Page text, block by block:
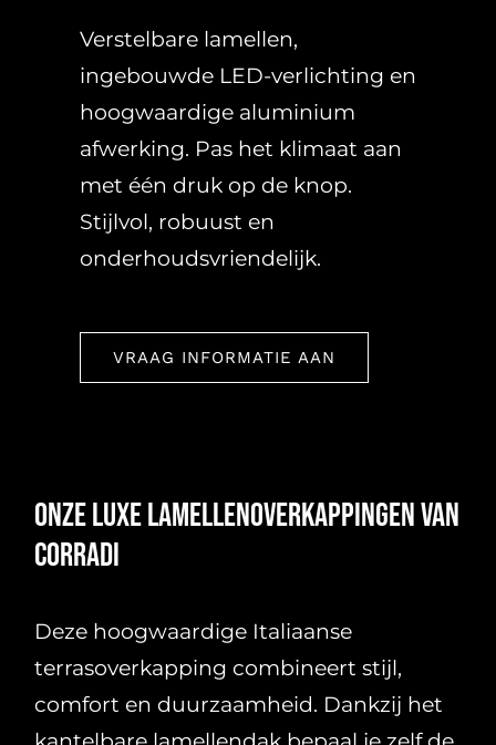
Verstelbare lamellen,
ingebouwde LED-verlichting en
hoogwaardige aluminium
afwerking. Pas het klimaat aan
met één druk op de knop.
Stijlvol, robuust en
onderhoudsvriendelijk.
VRAAG INFORMATIE AAN
Onze luxe lamellenoverkappingen van
Corradi
Deze hoogwaardige Italiaanse
terrasoverkapping combineert stijl,
comfort en duurzaamheid. Dankzij het